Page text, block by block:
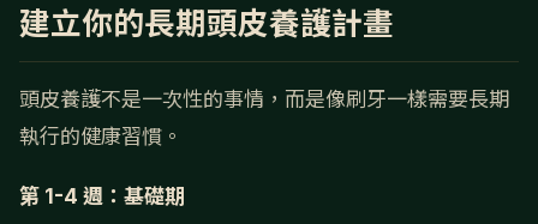
建立你的長期頭皮養護計畫
頭皮養護不是一次性的事情，而是像刷牙一樣需要長期
執行的健康習慣。
第 1-4 週：基礎期